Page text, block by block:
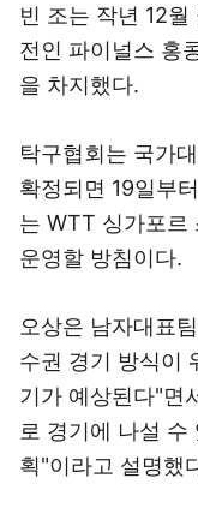
빈 조는 작년 12
전인 파이널스 홍
을 차지했다.
탁구협회는 국가
확정되면 19일부
는 WTT 싱가포르
운영할 방침이다.
오상은 남자대표
수권 경기 방식이
기가 예상된다"면
로 경기에 나설 수
획"이라고 설명했